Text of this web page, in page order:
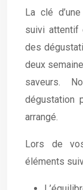
La clé
suivi attentif
des
deux
saveurs.
dégustation
arrangé.
Lors de
éléments